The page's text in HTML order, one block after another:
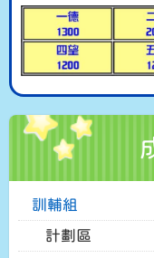
訓輔組
計劃區